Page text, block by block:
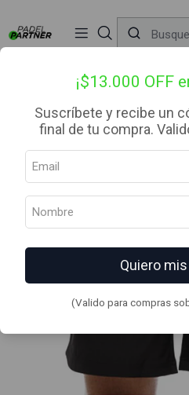
¡$13.000 OFF
Suscríbete y recibe un
final de tu compra.
Quiero
(Valido para compras
📦 Envío Gratis desde $99.990 —
antes de las 12:00 hrs (día hábil) y recibe